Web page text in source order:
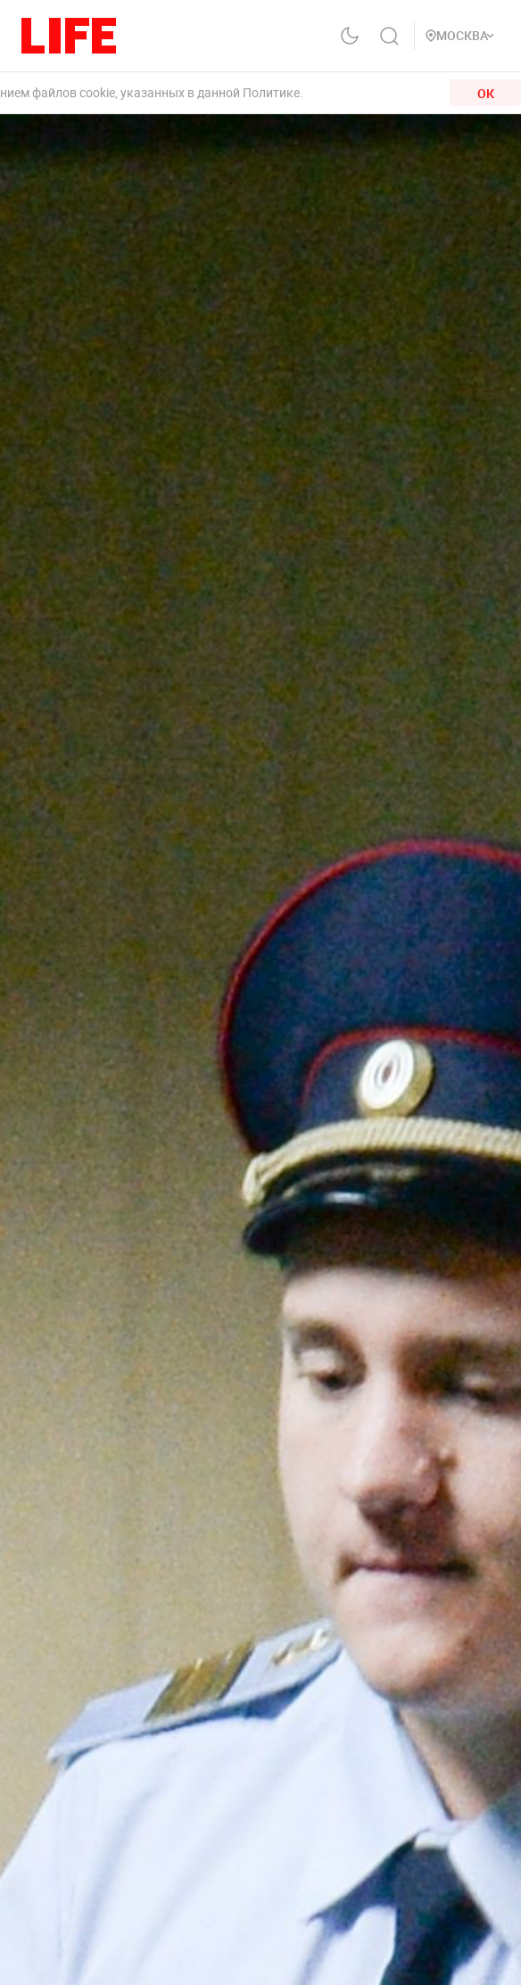
МОСКВА
файлов cookie, указанных в данной Политике. ОК